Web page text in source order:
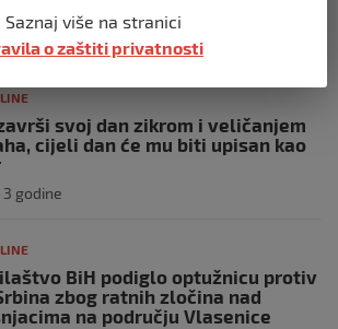
uradili
3 godine
svoj dan zikrom i veličanjem
cijeli dan će mu biti upisan kao
godine
BiH podiglo optužnicu protiv
zbog ratnih zločina nad
na području Vlasenice
Saznaj više na stranici
o zaštiti privatnosti